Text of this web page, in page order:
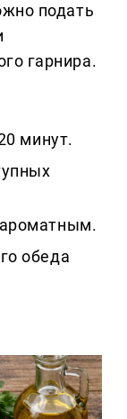
подать
гарнира.
минут.
обеда